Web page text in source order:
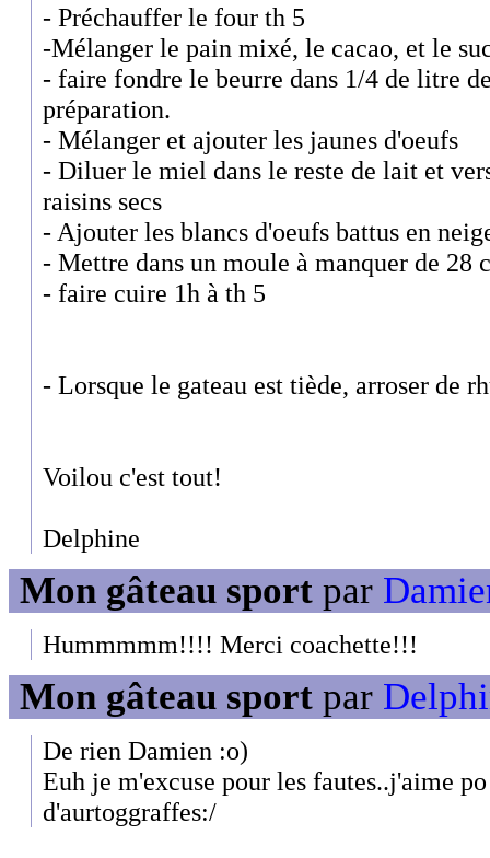
- Préchauffer le four th 5
-Mélanger le pain mixé, le cacao, et le
- faire fondre le beurre dans 1/4 de litre
préparation.
- Mélanger et ajouter les jaunes d'oeufs
- Diluer le miel dans le reste de lait et
raisins secs
- Ajouter les blancs d'oeufs battus en
- Mettre dans un moule à manquer de 28
- faire cuire 1h à th 5
- Lorsque le gateau est tiède, arroser de
Voilou c'est tout!
Delphine
Mon gâteau sport par
Hummmmm!!!! Merci coachette!!!
Mon gâteau sport par
De rien Damien :o)
Euh je m'excuse pour les fautes..j'aime
d'aurtoggraffes:/